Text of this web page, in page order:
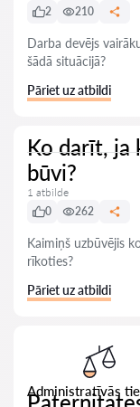
2
210
Darba devējs
šādā situācijā?
Pāriet uz atbildi
Ko darīt, ja
būvi?
1 atbilde
0
262
Kaimiņš uzbūvējis
rīkoties?
Pāriet uz atbildi
Administratīvās